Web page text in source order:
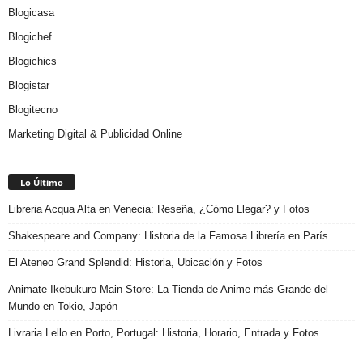
Blogicasa
Blogichef
Blogichics
Blogistar
Blogitecno
Marketing Digital & Publicidad Online
Lo Último
Libreria Acqua Alta en Venecia: Reseña, ¿Cómo Llegar? y Fotos
Shakespeare and Company: Historia de la Famosa Librería en París
El Ateneo Grand Splendid: Historia, Ubicación y Fotos
Animate Ikebukuro Main Store: La Tienda de Anime más Grande del
Mundo en Tokio, Japón
Livraria Lello en Porto, Portugal: Historia, Horario, Entrada y Fotos